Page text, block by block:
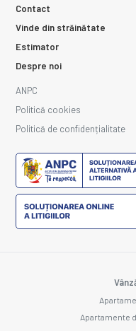
Contact
Vinde din străinătate
Estimator
Despre noi
ANPC
Politică cookies
Politică de confidențialitate
Apartamente